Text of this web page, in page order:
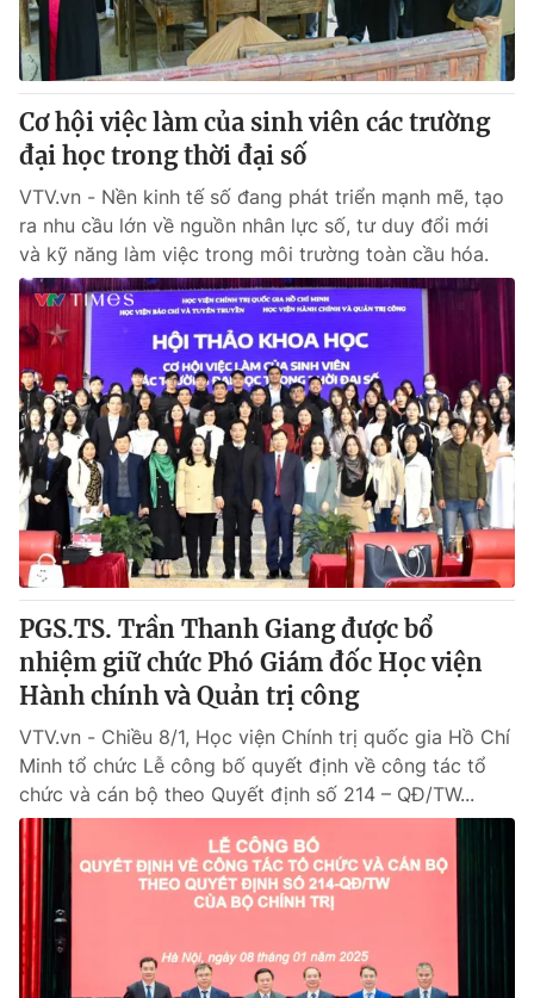
Cơ hội việc làm của sinh viên các trường
đại học trong thời đại số
VTV.vn - Nền kinh tế số đang phát triển mạnh mẽ, tạo
ra nhu cầu lớn về nguồn nhân lực số, tư duy đổi mới
và kỹ năng làm việc trong môi trường toàn cầu hóa.
PGS.TS. Trần Thanh Giang được bổ
nhiệm giữ chức Phó Giám đốc Học viện
Hành chính và Quản trị công
VTV.vn - Chiều 8/1, Học viện Chính trị quốc gia Hồ Chí
Minh tổ chức Lễ công bố quyết định về công tác tổ
chức và cán bộ theo Quyết định số 214 – QĐ/TW...